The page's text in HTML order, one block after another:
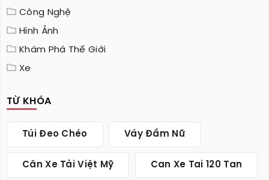
Công Nghệ
Hình Ảnh
Khám Phá Thế Giới
Xe
TỪ KHÓA
Túi Đeo Chéo Váy Đầm Nữ
Cân Xe Tải Việt Mỹ Can Xe Tai 120 Tan